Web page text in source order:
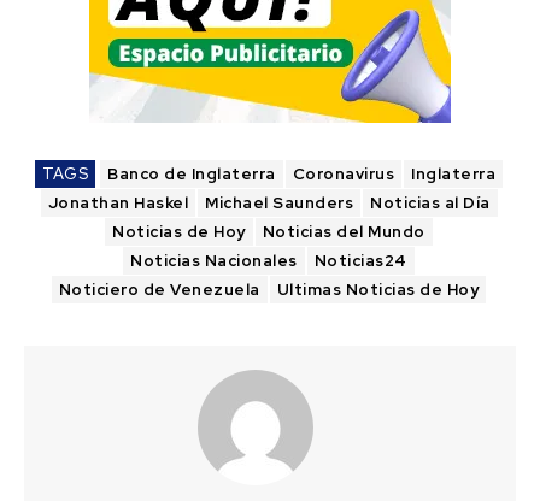
TAGS Banco de Inglaterra Coronavirus
Inglaterra
Jonathan Haskel
Michael Saunders
Noticias al Día
Noticias de Hoy
Noticias del Mundo
Noticias Nacionales
Noticias24
Noticiero de Venezuela
Ultimas Noticias de Hoy